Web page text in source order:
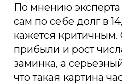
По мнению
сам по себе долг в
кажется
прибыли и рост
заминка, а
что такая картина